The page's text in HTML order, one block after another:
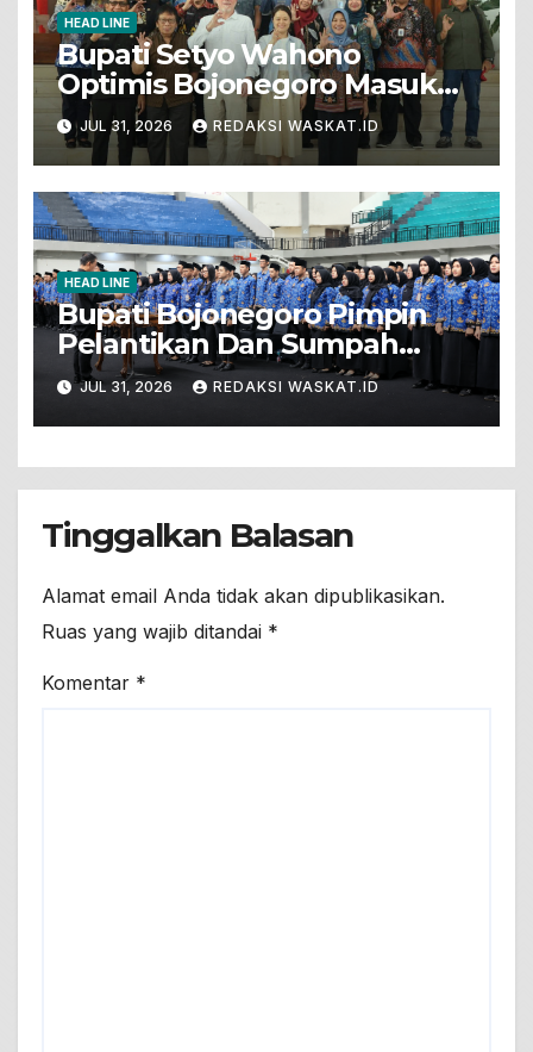
HEAD LINE
Bupati Setyo Wahono
Optimis Bojonegoro Masuk
Unesco Global Geopark
JUL 31, 2026 REDAKSI WASKAT.ID
HEAD LINE
Bupati Bojonegoro Pimpin
Pelantikan Dan Sumpah
Jabatan 571 PNS Baru. Ini
Pesannya!
JUL 31, 2026 REDAKSI WASKAT.ID
Tinggalkan Balasan
Alamat email Anda tidak akan dipublikasikan.
Ruas yang wajib ditandai *
Komentar *